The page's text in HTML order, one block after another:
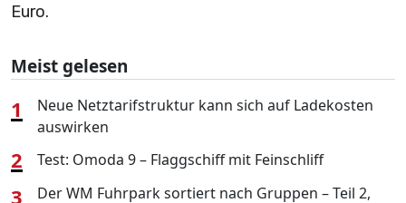
Euro.
Meist gelesen
1
Neue Netztarifstruktur kann sich auf Ladekosten
auswirken
2 Test: Omoda 9 – Flaggschiff mit Feinschliff
3
Der WM Fuhrpark sortiert nach Gruppen – Teil 2,